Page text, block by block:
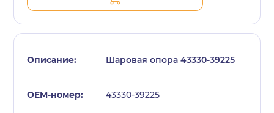
Шаровая опора 43330-39225
43330-39225